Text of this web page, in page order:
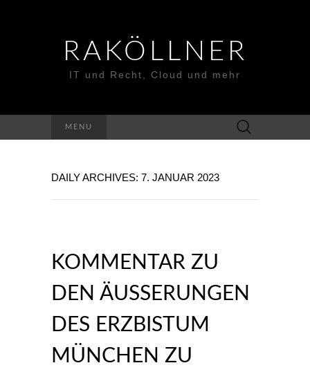
RAKÖLLNER
IT und Recht, Cloud und mehr
MENU
Suchen
nach:
DAILY ARCHIVES: 7. JANUAR 2023
KOMMENTAR ZU
DEN ÄUSSERUNGEN D
ES ERZBISTUM M
ÜNCHEN ZU M